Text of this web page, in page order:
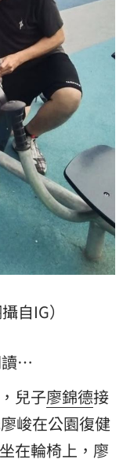
自IG）
讀…
兒子廖錦德接
峻在公園復健
在輪椅上，廖